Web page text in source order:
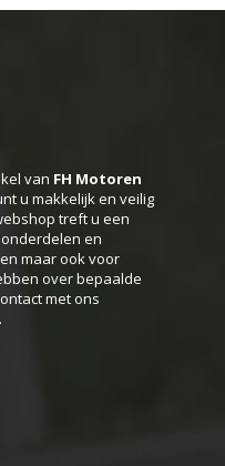
van FH Motoren
u makkelijk en veilig
treft u een
en
maar ook voor
over bepaalde
met ons